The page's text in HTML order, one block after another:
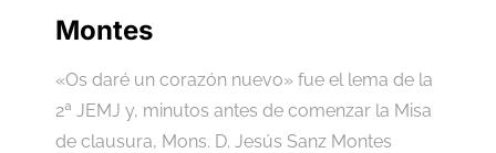
Montes
«Os daré un corazón nuevo» fue el lema de la
2ª JEMJ y, minutos antes de comenzar la Misa
de clausura, Mons. D. Jesús Sanz Montes